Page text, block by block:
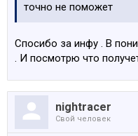
точно не поможет
Спосибо за инфу . В
. И посмотрю что
nightracer
Свой человек